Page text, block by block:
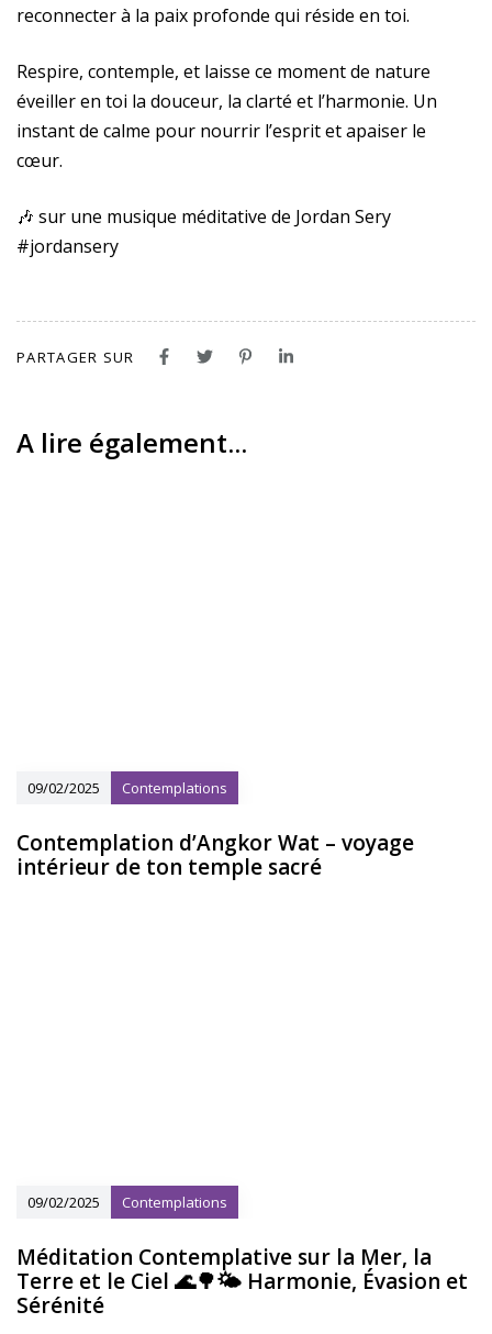
reconnecter à la paix profonde qui réside en toi.
Respire, contemple, et laisse ce moment de nature
éveiller en toi la douceur, la clarté et l’harmonie. Un
instant de calme pour nourrir l’esprit et apaiser le
cœur.
🎶 sur une musique méditative de Jordan Sery
#jordansery
PARTAGER SUR
A lire également...
09/02/2025 Contemplations
Contemplation d’Angkor Wat – voyage
intérieur de ton temple sacré
09/02/2025 Contemplations
Méditation Contemplative sur la Mer, la
Terre et le Ciel 🌊🌳🌤 Harmonie, Évasion et
Sérénité